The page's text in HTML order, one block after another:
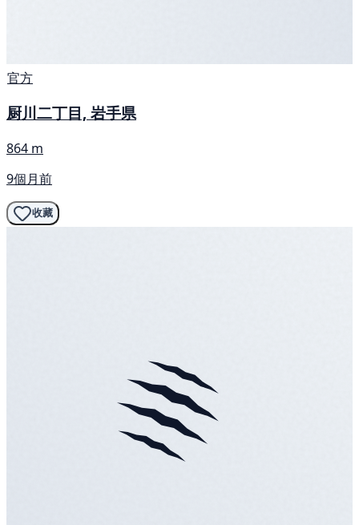
官方
厨川二丁目, 岩手県
864 m
9個月前
收藏